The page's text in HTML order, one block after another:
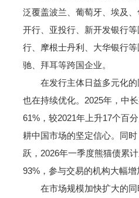
泛覆盖波兰、葡萄牙、埃及
开行、亚投行、新开发银行
行、摩根士丹利、大华银行
驰、拜耳等跨国企业。
在发行主体日益多元化的
也在持续优化。2025年，中
61%，较2021年上升17个百
耕中国市场的坚定信心。同
跃，2026年一季度熊猫债累
93%，参与交易的机构大幅增
在市场规模加快扩大的同